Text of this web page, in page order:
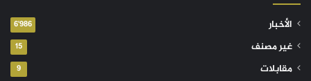
الأخبار 6٬986
غير مصنف 15
مقابلات 9